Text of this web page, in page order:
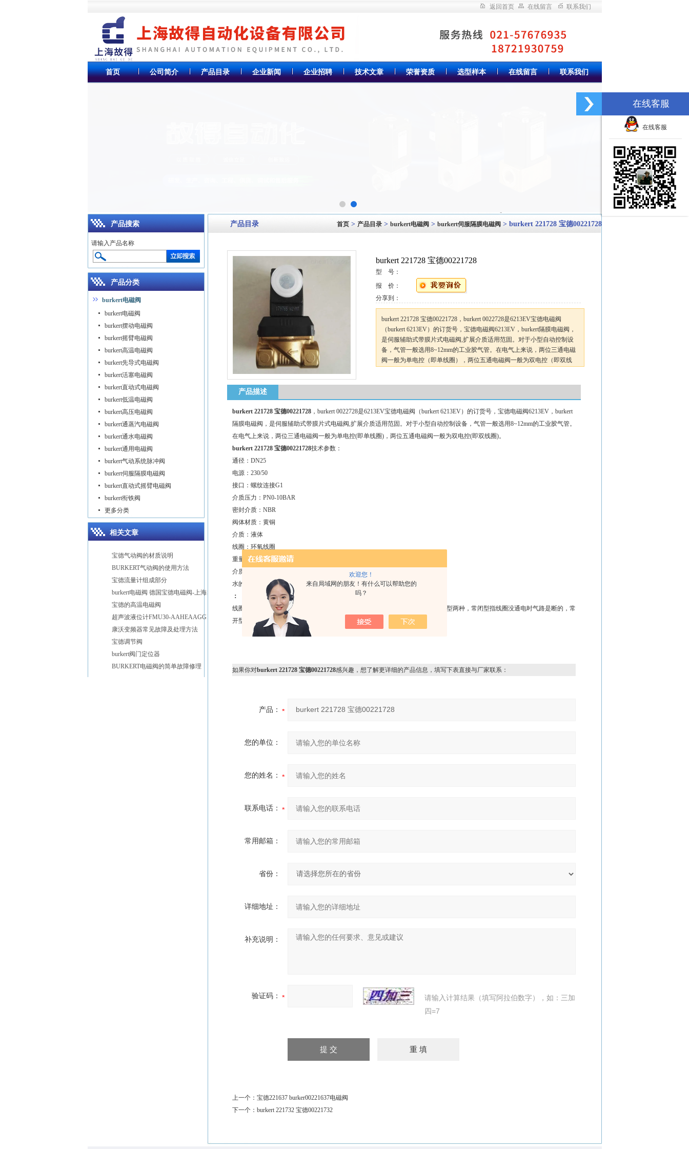
欢迎您！
来自局域网的朋友！有什么可以帮助您的
吗？
返回首页 在线留言 联系我们
首页 公司简介 产品目录 企业新闻 企业招聘 技术文章 荣誉资质 选型样本 在线留言 联系我们
产品目录 首页> 产品目录> burkert电磁阀> burkert伺服隔膜电磁阀> burkert 221728 宝德00221728
burkert 221728 宝德00221728
型 号：
报 价：
分享到：
burkert 221728 宝德00221728，burkert 0022728是6213EV宝德电磁阀
（burkert 6213EV）的订货号，宝德电磁阀6213EV，burkert隔膜电磁阀，
是伺服辅助式带膜片式电磁阀,扩展介质适用范固。对于小型自动控制设
备，气管一般选用8~12mm的工业胶气管。在电气上来说，两位三通电磁
阀一般为单电控（即单线圈），两位五通电磁阀一般为双电控（即双线
产品描述
burkert 221728 宝德00221728 ，burkert 0022728是6213EV宝德电磁阀（burkert 6213EV）的订货号，宝德电磁阀6213EV，burkert
隔膜电磁阀，是伺服辅助式带膜片式电磁阀,扩展介质适用范固。对于小型自动控制设备，气管一般选用8~12mm的工业胶气管。
在电气上来说，两位三通电磁阀一般为单电控(即单线圈)，两位五通电磁阀一般为双电控(即双线圈)。
burkert 221728 宝德00221728技术参数：
通径：DN25
电源：230/50
接口：螺纹连接G1
介质压力：PN0-10BAR
密封介质：NBR
阀体材质：黄铜
介质：液体
线圈：环氧线圈
重量：0.9kg
介质温度：-10-80度
水的KV值：11m³/h
：
线圈电压等级一般采用DC24V、AC220V等。两位三通电磁阀分为常闭型和常开型两种，常闭型指线圈没通电时气路是断的，常
开型指线圈没通电时气路是通的。
如果你对burkert 221728 宝德00221728感兴趣，想了解更详细的产品信息，填写下表直接与厂家联系：
产品：
您的单位：
您的姓名：
联系电话：
常用邮箱：
省份：
详细地址：
补充说明：
验证码：
请输入计算结果（填写阿拉伯数字），如：三加
四=7
上一个：宝德221637 burker00221637电磁阀
下一个：burkert 221732 宝德00221732
产品搜索
请输入产品名称
产品分类
burkert电磁阀
burkert电磁阀
burkert摆动电磁阀
burkert摇臂电磁阀
burkert高温电磁阀
burkert先导式电磁阀
burkert活塞电磁阀
burkert直动式电磁阀
burkert低温电磁阀
burkert高压电磁阀
burkert通蒸汽电磁阀
burkert通水电磁阀
burkert通用电磁阀
burkert气动系统脉冲阀
burkert伺服隔膜电磁阀
burkert直动式摇臂电磁阀
burkert衔铁阀
更多分类
相关文章
宝德气动阀的材质说明
BURKERT气动阀的使用方法
宝德流量计组成部分
宝德的高温电磁阀
康沃变频器常见故障及处理方法
宝德调节阀
burkert阀门定位器
BURKERT电磁阀的简单故障修理
在线客服
在线客服